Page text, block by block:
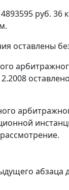
руб. 36
оставлены